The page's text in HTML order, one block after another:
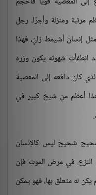
مرتبة ومنزلة وأجرًا، رجل
إنسان أشيمط زانٍ، فهذا
انطفأت شهوته يكون وزره
كان دافعه إلى المعصية
أعظم من شيخ كبير في
شحيح ليس كالإنسان
في مرض الموت فإن
له متعلق بها، فهو يمكن